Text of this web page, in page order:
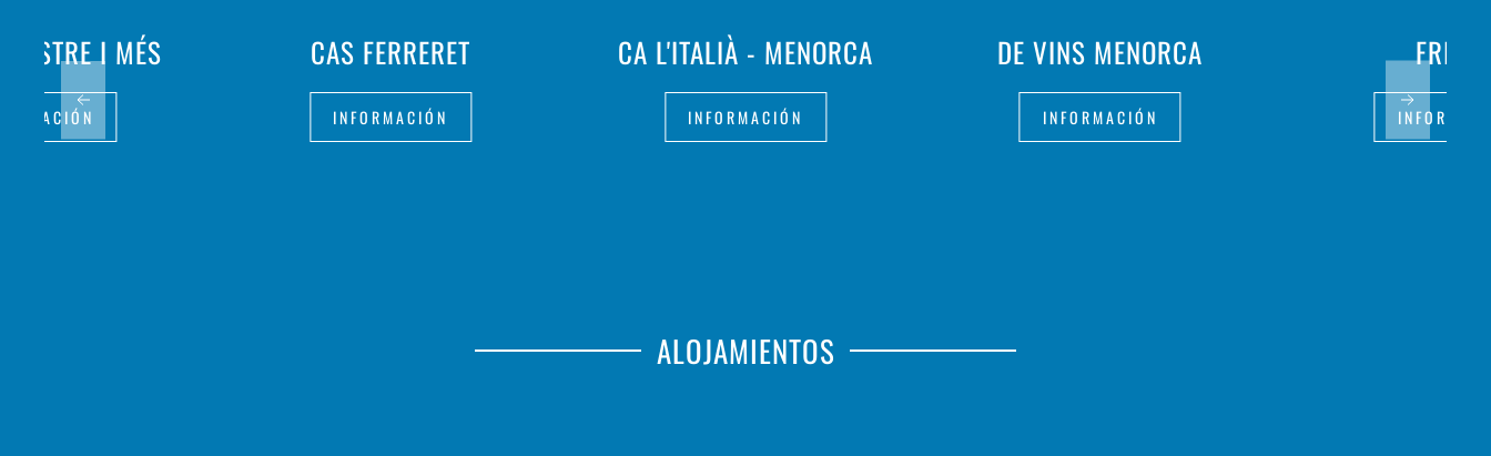
CAS FERRERET
INFORMACIÓN
CA L'ITALIÀ - MENORCA
INFORMACIÓN
DE VINS MENORCA
INFORMACIÓN
I MÉS
ALOJAMIENTOS